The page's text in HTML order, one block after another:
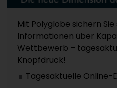
Mit Polyglobe sichern
Informationen über
Wettbewerb –
Knopfdruck!
Tagesaktuelle Online-